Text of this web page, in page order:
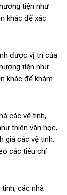
tiện như
khác để xác
được vị trí của
tiện như
khác để khám
các vệ tinh,
thiên văn học,
giá các vệ tinh.
các tiêu chí
tinh, các nhà